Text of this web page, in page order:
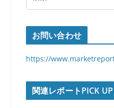
お問い合わせ
https://
関連レポートPICK UP